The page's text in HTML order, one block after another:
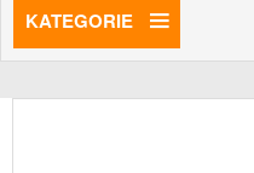
KATEGORIE